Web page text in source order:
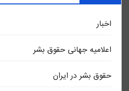
اخبار
اعلاميه جهانی حقوق بشر
حقوق بشر در ایران